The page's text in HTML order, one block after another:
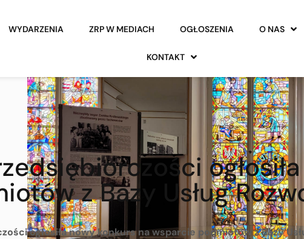
WYDARZENIA ZRP W MEDIACH OGŁOSZENIA O NAS
KONTAKT
z Bazy Usług
ogłosiła nowy konkurs na wsparcie podmiotów z Bazy